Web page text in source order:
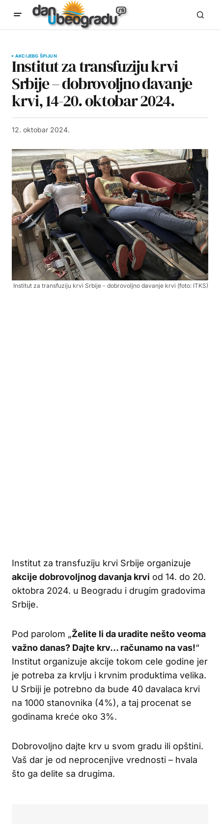
AKCIJEBG ŠPIJUN
Institut za transfuziju krvi
Srbije – dobrovoljno davanje
krvi, 14-20. oktobar 2024.
12. oktobar 2024.
Institut za transfuziju krvi Srbije - dobrovoljno davanje krvi (foto: ITKS)
Institut za transfuziju krvi Srbije organizuje
akcije dobrovoljnog davanja krvi od 14. do 20.
oktobra 2024. u Beogradu i drugim gradovima
Srbije.
Pod parolom „Želite li da uradite nešto veoma
važno danas? Dajte krv… računamo na vas!“
Institut organizuje akcije tokom cele godine jer
je potreba za krvlju i krvnim produktima velika.
U Srbiji je potrebno da bude 40 davalaca krvi
na 1000 stanovnika (4%), a taj procenat se
godinama kreće oko 3%.
Dobrovoljno dajte krv u svom gradu ili opštini.
Vaš dar je od neprocenjive vrednosti – hvala
što ga delite sa drugima.